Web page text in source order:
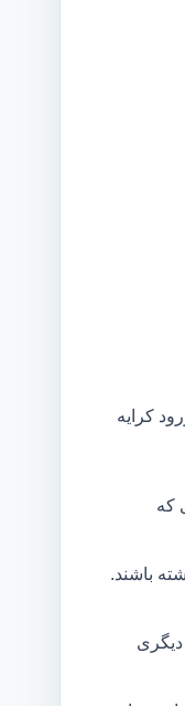
کرایه
که
باشند.